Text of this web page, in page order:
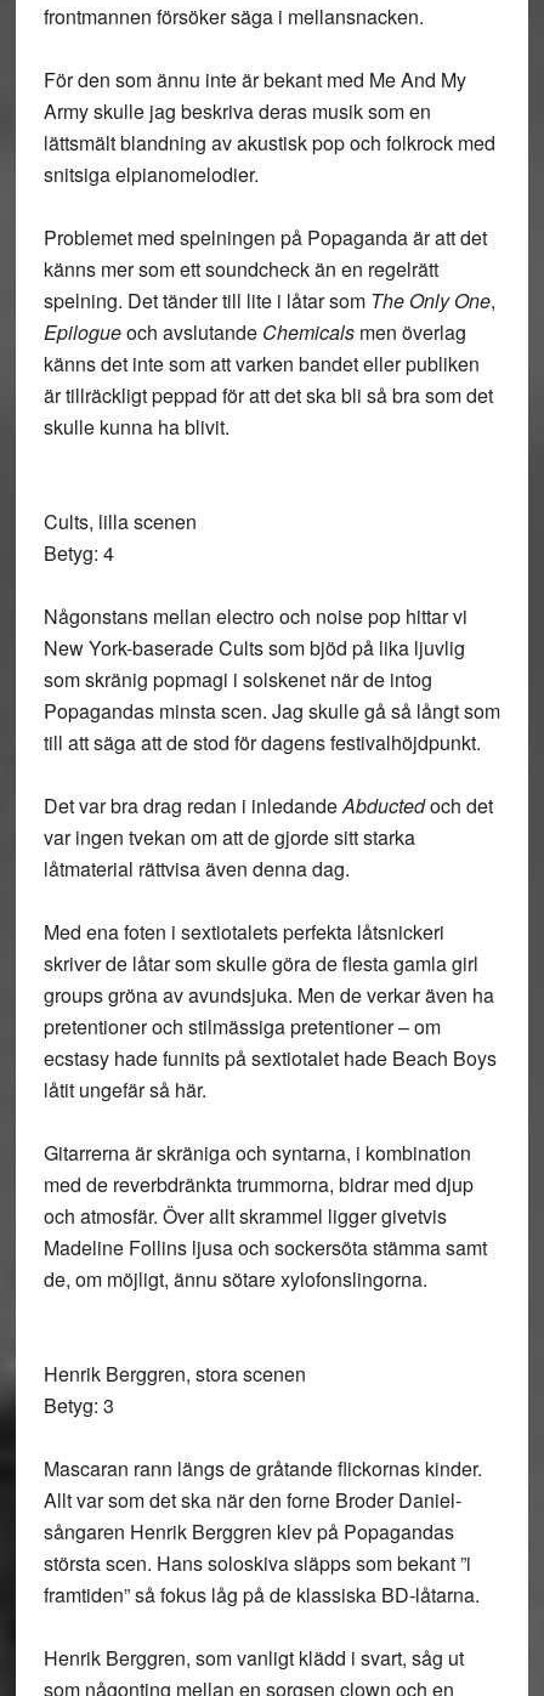
frontmannen försöker säga i mellansnacken.
För den som ännu inte är bekant med Me And My
Army skulle jag beskriva deras musik som en
lättsmält blandning av akustisk pop och folkrock med
snitsiga elpianomelodier.
Problemet med spelningen på Popaganda är att det
känns mer som ett soundcheck än en regelrätt
spelning. Det tänder till lite i låtar som The Only One,
Epilogueoch avslutande Chemicalsmen överlag
känns det inte som att varken bandet eller publiken
är tillräckligt peppad för att det ska bli så bra som det
skulle kunna ha blivit.
Cults, lilla scenen
Betyg: 4
Någonstans mellan electro och noise pop hittar vi
New York-baserade Cults som bjöd på lika ljuvlig
som skränig popmagi i solskenet när de intog
Popagandas minsta scen. Jag skulle gå så långt som
till att säga att de stod för dagens festivalhöjdpunkt.
Det var bra drag redan i inledandeAbductedoch det
var ingen tvekan om att de gjorde sitt starka
låtmaterial rättvisa även denna dag.
Med ena foten i sextiotalets perfekta låtsnickeri
skriver de låtar som skulle göra de flesta gamla girl
groups gröna av avundsjuka. Men de verkar även ha
pretentioner och stilmässiga pretentioner – om
ecstasy hade funnits på sextiotalet hade Beach Boys
låtit ungefär så här.
Gitarrerna är skräniga och syntarna, i kombination
med de reverbdränkta trummorna, bidrar med djup
och atmosfär. Över allt skrammel ligger givetvis
Madeline Follins ljusa och sockersöta stämma samt
de, om möjligt, ännu sötare xylofonslingorna.
Henrik Berggren, stora scenen
Betyg: 3
Mascaran rann längs de gråtande flickornas kinder.
Allt var som det ska när den forne Broder Daniel-
sångaren Henrik Berggren klev på Popagandas
största scen. Hans soloskiva släpps som bekant ”i
framtiden” så fokus låg på de klassiska BD-låtarna.
Henrik Berggren, som vanligt klädd i svart, såg ut
som någonting mellan en sorgsen clown och en